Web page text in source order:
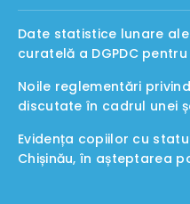
Date statistice lunare
curatelă a DGPDC
Noile reglementări
discutate în cadrul unei
Evidența copiilor cu
Chișinău, în așteptarea